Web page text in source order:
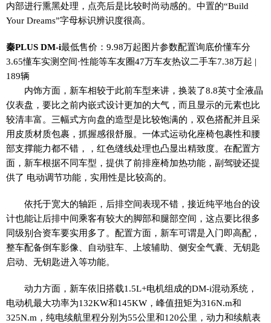
内部进行熏黑处理，点亮后是比较时尚动感的。中置的“Build
Your Dreams”字母标识辨识度很高。
秦PLUS DM-i最低售价：9.98万起图片参数配置询底价懂车分
3.65懂车实测空间·性能等车友圈47万车友热议二手车7.38万起 |
189辆
内饰方面，新车相较于此前车型来讲，换装了8.8英寸全液晶
仪表盘，要比之前内嵌式设计更加的大气，而且显示的元素也比
较清丰富。三幅式方向盘的造型是比较饱满的，双色搭配并且采
用皮质材质包裹，抓握感很舒服。一体式运动化座椅包裹性和腰
部支撑能力都不错，，红色缝线处理也凸显出精致度。在配置方
面，新车根据不同车型，提供了前排座椅加热功能，副驾驶还提
供了 电动调节功能，实用性是比较高的。
依托于宽大的轴距，后排空间表现不错，接近纯平地台的设
计也能让后排中间乘客有较大的脚部和腿部空间，这点要比很多
同级别合资车要实用多了。配置方面，新车可谓是入门即高配，
整车配备倒车影像、自动驻车、上坡辅助、侧安全气囊、无钥匙
启动、无钥匙进入等功能。
动力方面，新车依旧搭载1.5L+电机组成的DM-i混动系统，
电动机最大功率为132KW和145KW，峰值扭矩为316N.m和
325N.m，纯电续航里程分别为55公里和120公里，动力和续航表